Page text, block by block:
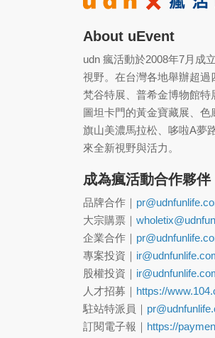
About uEvent
udn 瘋活動於2008年7月成
視野。在台灣各地舉辦超過
梵谷特展、普希金博物館特
圖坦卡門的黃金寶藏展、色
旗山美濃馬拉松、哆啦A夢
來全新視野與活力。
成為瘋活動合作夥伴
品牌合作｜
大宗購票｜
企業合作｜
專案投資｜
股權投資｜
人才招募｜ https://
駐站特派員｜
訂閱電子報｜ https://